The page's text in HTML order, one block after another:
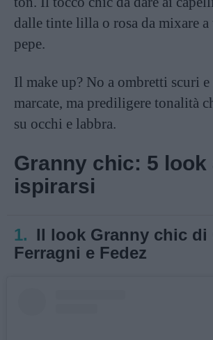
dalle tinte lilla o rosa da mixare a
pepe.
Il make up? No a ombretti scuri
marcate, ma prediligere tonalità
su occhi e labbra.
Granny chic: 5 look
ispirarsi
1. Il look Granny chic di
Ferragni e Fedez